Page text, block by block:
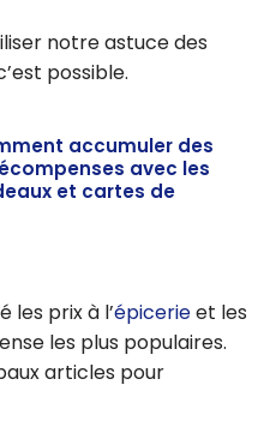
notre astuce des
possible.
accumuler des
avec les
et cartes de
les prix à l’épicerieet les
les plus populaires.
articles pour